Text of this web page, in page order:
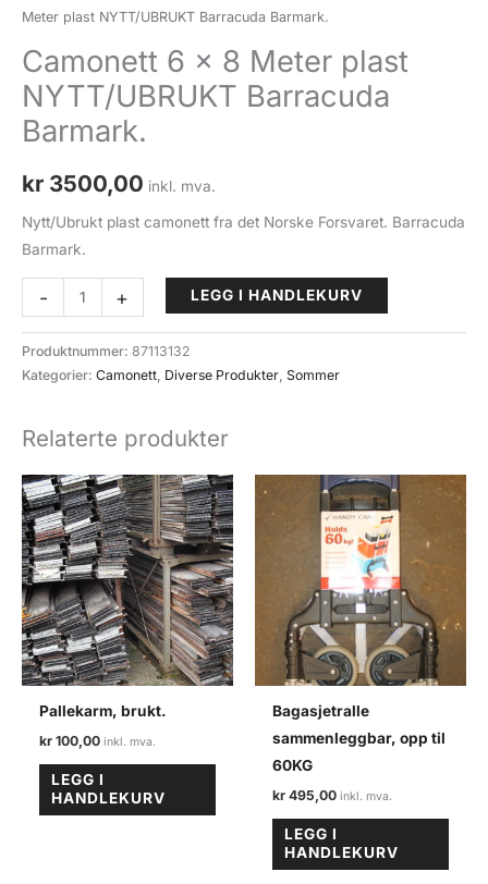
Meter plast NYTT/UBRUKT Barracuda Barmark.
Camonett 6 x 8 Meter plast
NYTT/UBRUKT Barracuda
Barmark.
kr 3500,00 inkl. mva.
Nytt/Ubrukt plast camonett fra det Norske Forsvaret. Barracuda
Barmark.
-
Camonett
6
x
8
plast
NYTT/UBRUKT
Barracuda
Barmark.
antall
+ LEGG I HANDLEKURV
Produktnummer: 87113132
Kategorier: Camonett, Diverse Produkter, Sommer
Relaterte produkter
Pallekarm, brukt.
kr 100,00
LEGG I
HANDLEKURV
Bagasjetralle
sammenleggbar, opp til
60KG
kr 495,00
LEGG I
HANDLEKURV